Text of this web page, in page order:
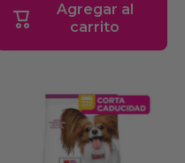
Agregar al
carrito